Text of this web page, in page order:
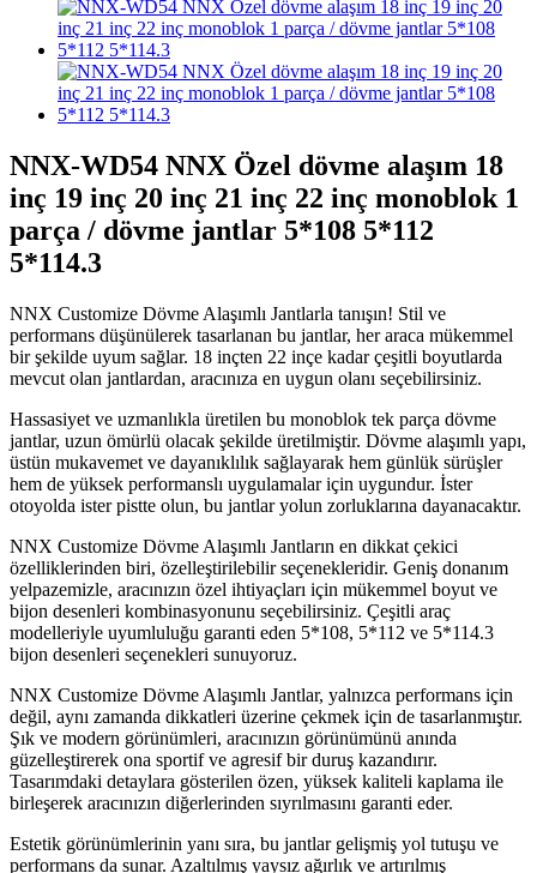
NNX-WD54 NNX Özel dövme alaşım 18
inç 19 inç 20 inç 21 inç 22 inç monoblok 1
parça / dövme jantlar 5*108 5*112
5*114.3
NNX Customize Dövme Alaşımlı Jantlarla tanışın! Stil ve
performans düşünülerek tasarlanan bu jantlar, her araca mükemmel
bir şekilde uyum sağlar. 18 inçten 22 inçe kadar çeşitli boyutlarda
mevcut olan jantlardan, aracınıza en uygun olanı seçebilirsiniz.
Hassasiyet ve uzmanlıkla üretilen bu monoblok tek parça dövme
jantlar, uzun ömürlü olacak şekilde üretilmiştir. Dövme alaşımlı yapı,
üstün mukavemet ve dayanıklılık sağlayarak hem günlük sürüşler
hem de yüksek performanslı uygulamalar için uygundur. İster
otoyolda ister pistte olun, bu jantlar yolun zorluklarına dayanacaktır.
NNX Customize Dövme Alaşımlı Jantların en dikkat çekici
özelliklerinden biri, özelleştirilebilir seçenekleridir. Geniş donanım
yelpazemizle, aracınızın özel ihtiyaçları için mükemmel boyut ve
bijon desenleri kombinasyonunu seçebilirsiniz. Çeşitli araç
modelleriyle uyumluluğu garanti eden 5*108, 5*112 ve 5*114.3
bijon desenleri seçenekleri sunuyoruz.
NNX Customize Dövme Alaşımlı Jantlar, yalnızca performans için
değil, aynı zamanda dikkatleri üzerine çekmek için de tasarlanmıştır.
Şık ve modern görünümleri, aracınızın görünümünü anında
güzelleştirerek ona sportif ve agresif bir duruş kazandırır.
Tasarımdaki detaylara gösterilen özen, yüksek kaliteli kaplama ile
birleşerek aracınızın diğerlerinden sıyrılmasını garanti eder.
Estetik görünümlerinin yanı sıra, bu jantlar gelişmiş yol tutuşu ve
performans da sunar. Azaltılmış yaysız ağırlık ve artırılmış